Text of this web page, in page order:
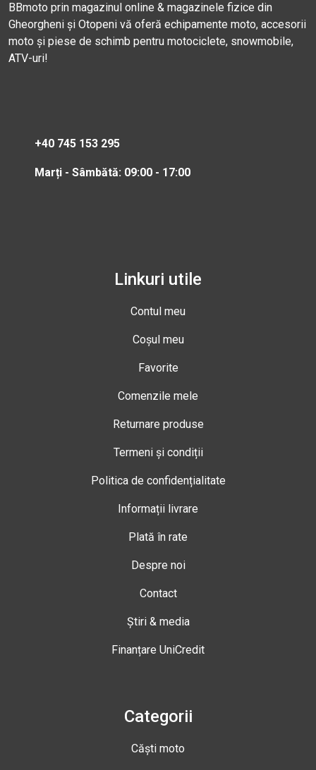
BBmoto prin magazinul online & magazinele fizice din
Gheorgheni și Otopeni vă oferă echipamente moto, accesorii
moto și piese de schimb pentru motociclete, snowmobile,
ATV-uri!
+40 745 153 295
Marți - Sâmbătă: 09:00 - 17:00
Linkuri utile
Contul meu
Coșul meu
Favorite
Comenzile mele
Returnare produse
Termeni și condiții
Politica de confidențialitate
Informații livrare
Plată în rate
Despre noi
Contact
Știri & media
Finanțare UniCredit
Categorii
Căști moto